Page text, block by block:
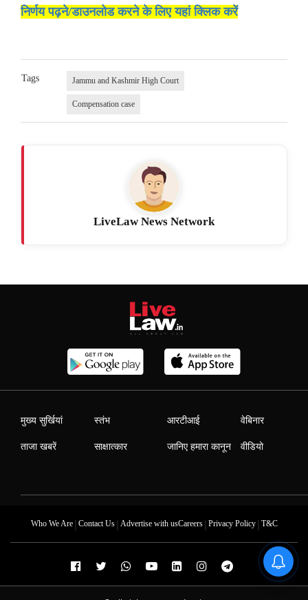
निर्णय पढ़ने/डाउनलोड करने के लिए यहां क्लिक करें
Tags Jammu and Kashmir High Court
Compensation case
LiveLaw News Network
मुख्य सुर्खियां
ताजा खबरें
स्तंभ
साक्षात्कार
आरटीआई
जानिए हमारा कानून
वेबिनार
वीडियो
Who We Are| Contact Us| Advertise with usCareers| Privacy Policy| T&C